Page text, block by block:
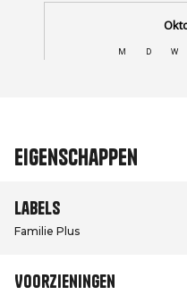
Eigenschappen
Labels
Familie Plus
Voorzieningen